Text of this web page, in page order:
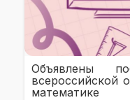
Объявлены
всероссийской
математике